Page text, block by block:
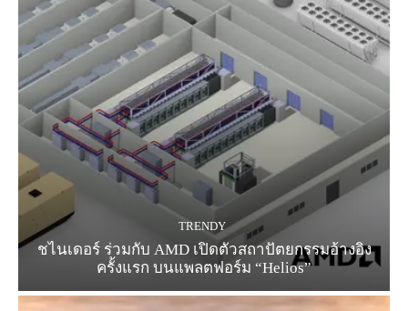
TRENDY
ชไนเดอร์ ร่วมกับ AMD เปิดตัวสถาปัตยกรรมอ้างอิง
ครั้งแรก บนแพลตฟอร์ม “Helios”